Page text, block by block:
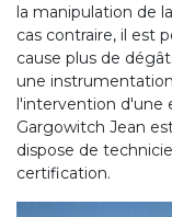
la manipulation de
cas contraire, il est
cause plus de
une
l'intervention d'une
Gargowitch Jean
dispose de
certification.